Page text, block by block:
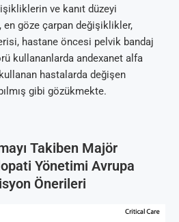
ve kanıt düzeyi
en göze çarpan değişiklikler,
hastane öncesi pelvik bandaj
kullananlarda andexanet alfa
hastalarda değişen
gibi gözükmekte.
Takiben Majör
Yönetimi Avrupa
Önerileri